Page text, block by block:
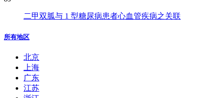
二甲双胍与 1 型糖尿病患者心血管疾病之关联
所有地区
北京
上海
广东
江苏